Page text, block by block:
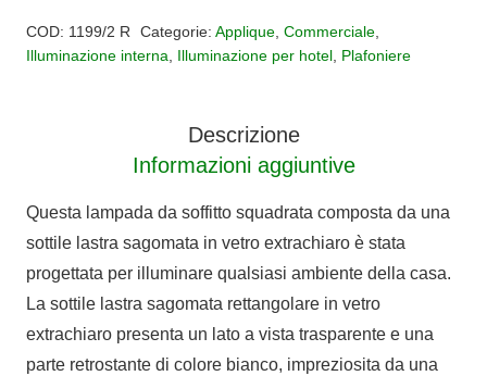
luci
COD: 1199/2 R Categorie: Applique, Commerciale,
Illuminazione interna, Illuminazione per hotel, Plafoniere
Descrizione
Informazioni aggiuntive
Questa lampada da soffitto squadrata composta da una
sottile lastra sagomata in vetro extrachiaro è stata
progettata per illuminare qualsiasi ambiente della casa.
La sottile lastra sagomata rettangolare in vetro
extrachiaro presenta un lato a vista trasparente e una
parte retrostante di colore bianco, impreziosita da una